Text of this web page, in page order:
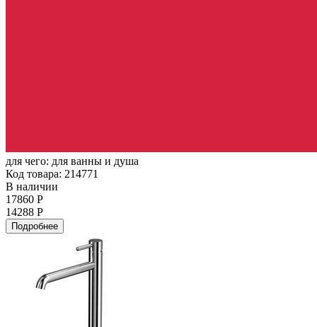
для чего: для ванны и душа
Код товара: 214771
В наличии
17860 Р
14288 Р
Подробнее